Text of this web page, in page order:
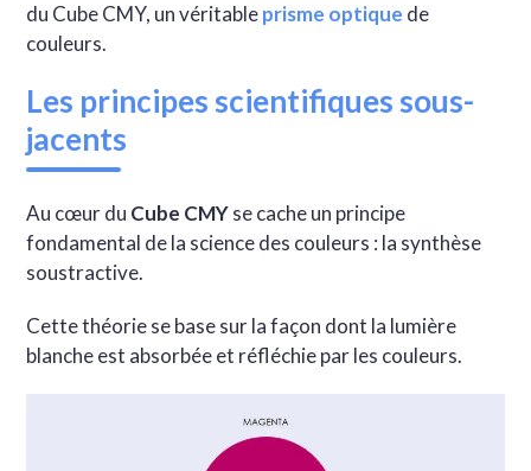
du Cube CMY, un véritableprisme optique de
couleurs.
Les principes scientifiques sous-
jacents
Au cœur du Cube CMYse cache un principe
fondamental de la science des couleurs : la synthèse
soustractive.
Cette théorie se base sur la façon dont la lumière
blanche est absorbée et réfléchie par les couleurs.